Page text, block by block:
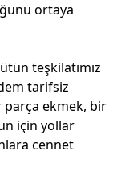
ortaya
teşkilatımız
tarifsiz
parça ekmek, bir
için yollar
cennet